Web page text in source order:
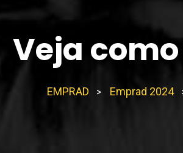
Veja
EMPRAD > Emprad 2024